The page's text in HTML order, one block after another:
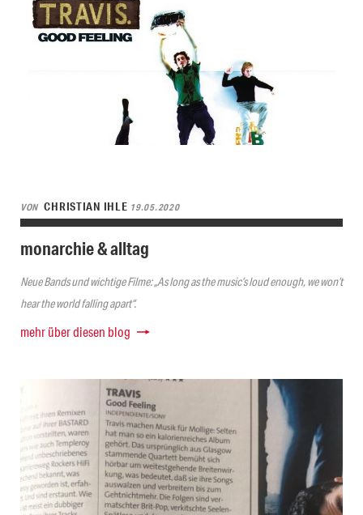
VON CHRISTIAN IHLE 19.05.2020
monarchie & alltag
Neue Bands und wichtige Filme: „As long as the music’s loud enough, we won’t
hear the world falling apart“.
mehr über diesen blog